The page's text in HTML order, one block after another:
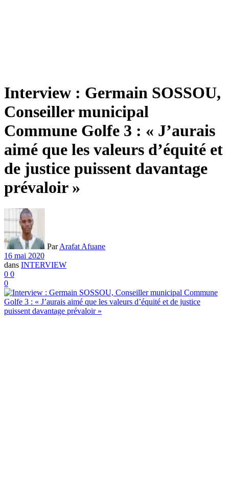
Interview : Germain SOSSOU,
Conseiller municipal
Commune Golfe 3 : « J’aurais
aimé que les valeurs d’équité et
de justice puissent davantage
prévaloir »
Par Arafat Afuane
16 mai 2020
dans INTERVIEW
0 0
0